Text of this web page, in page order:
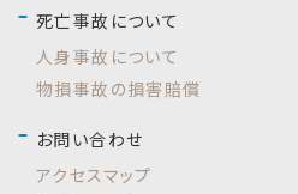
死亡事故について
人身事故について
物損事故の損害賠償
お問い合わせ
アクセスマップ